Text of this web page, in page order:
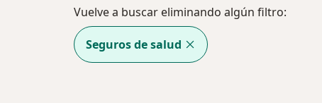
Vuelve a buscar eliminando algún filtro:
Seguros de salud